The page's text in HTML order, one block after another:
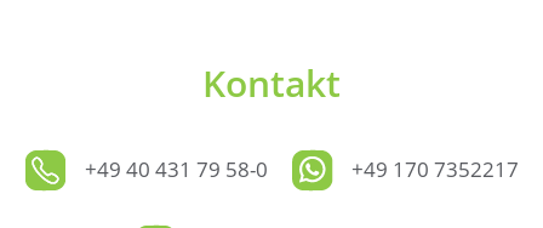
Kontakt
+49 40 431 79 58-0 +49 170 7352217